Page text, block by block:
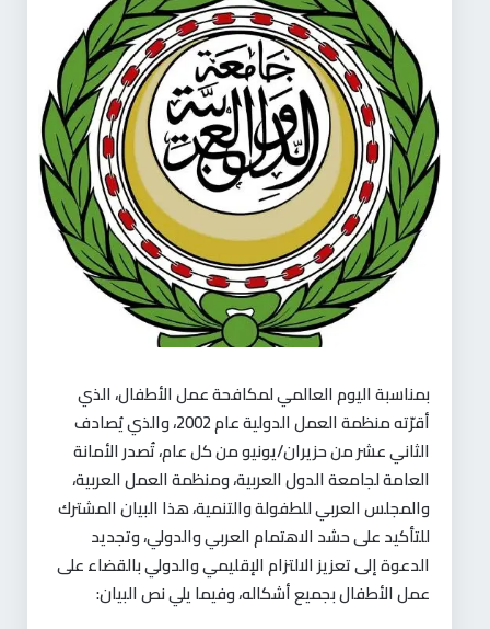
بمناسبة اليوم العالمي لمكافحة عمل الأطفال، الذي
أقرّته منظمة العمل الدولية عام 2002، والذي يُصادف
الثاني عشر من حزيران/يونيو من كل عام، تُصدر الأمانة
العامة لجامعة الدول العربية، ومنظمة العمل العربية،
والمجلس العربي للطفولة والتنمية، هذا البيان المشترك
للتأكيد على حشد الاهتمام العربي والدولي، وتجديد
الدعوة إلى تعزيز الالتزام الإقليمي والدولي بالقضاء على
عمل الأطفال بجميع أشكاله، وفيما يلي نص البيان: